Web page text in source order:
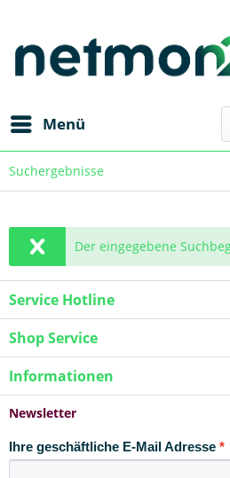
Menü
Suchergebnisse
Der eingegebene
Service Hotline
Shop Service
Informationen
Newsletter
Ihre geschäftliche E-Mail Adresse